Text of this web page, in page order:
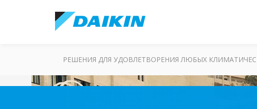
РЕШЕНИЯ ДЛЯ УДОВЛЕТВОРЕНИЯ ЛЮБЫХ